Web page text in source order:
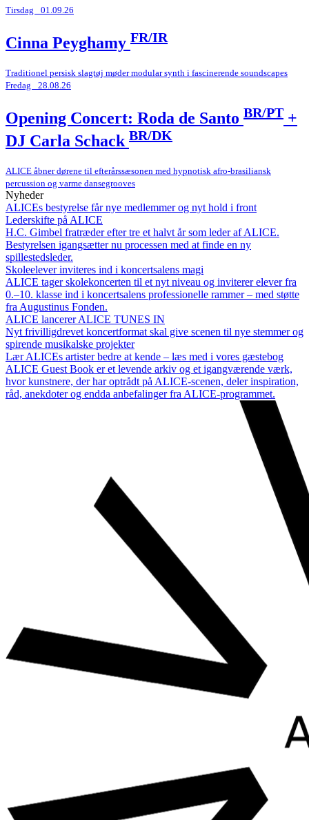
Tirsdag _01.09.26
Cinna Peyghamy FR/IR
Traditionel persisk slagtøj møder modular synth i fascinerende soundscapes
Fredag _28.08.26
Opening Concert: Roda de Santo BR/PT +
DJ Carla Schack BR/DK
ALICE åbner dørene til efterårssæsonen med hypnotisk afro-brasiliansk
percussion og varme dansegrooves
Nyheder
ALICEs bestyrelse får nye medlemmer og nyt hold i front
Lederskifte på ALICE
H.C. Gimbel fratræder efter tre et halvt år som leder af ALICE.
Bestyrelsen igangsætter nu processen med at finde en ny
spillestedsleder.
Skoleelever inviteres ind i koncertsalens magi
ALICE tager skolekoncerten til et nyt niveau og inviterer elever fra
0.–10. klasse ind i koncertsalens professionelle rammer – med støtte
fra Augustinus Fonden.
ALICE lancerer ALICE TUNES IN
Nyt frivilligdrevet koncertformat skal give scenen til nye stemmer og
spirende musikalske projekter
Lær ALICEs artister bedre at kende – læs med i vores gæstebog
ALICE Guest Book er et levende arkiv og et igangværende værk,
hvor kunstnere, der har optrådt på ALICE-scenen, deler inspiration,
råd, anekdoter og endda anbefalinger fra ALICE-programmet.